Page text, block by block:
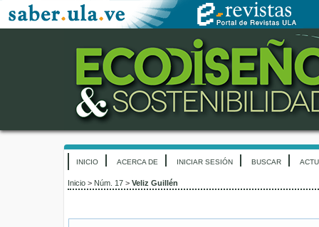
INICIO ACERCA DE INICIAR SESIÓN BUSCAR
Inicio > Núm. 17 > Veliz Guillén